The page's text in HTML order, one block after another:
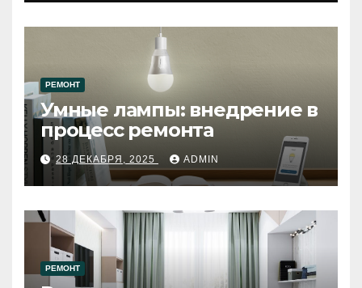
РЕМОНТ
Умные лампы: внедрение в
процесс ремонта
28 ДЕКАБРЯ, 2025 ADMIN
РЕМОНТ